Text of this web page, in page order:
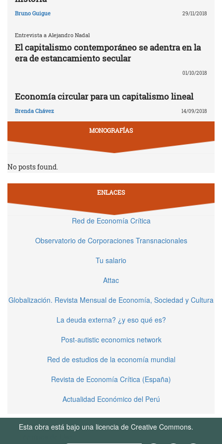
Bruno Guigue 29/11/2018
Entrevista a Alejandro Nadal
El capitalismo contemporáneo se adentra en la
era de estancamiento secular
01/10/2018
Economía circular para un capitalismo lineal
Brenda Chávez 14/09/2018
MONOGRAFÍAS
No posts found.
ENLACES
Red de Economía Crítica
Observatorio de Corporaciones Transnacionales
Tu salario
Attac
Globalización. Revista Mensual de Economía, Sociedad y Cultura
La deuda externa? ¿y eso qué es?
Post-autistic economics network
Red de estudios de la economía mundial
Revista de Economía Crítica (España)
Actualidad Económico del Perú
Esta obra está bajo una licencia de Creative Commons.